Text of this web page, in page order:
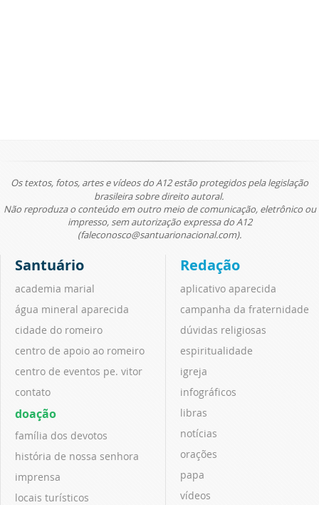
Os textos, fotos, artes e vídeos do A12 estão protegidos pela legislação
brasileira sobre direito autoral.
Não reproduza o conteúdo em outro meio de comunicação, eletrônico ou
impresso, sem autorização expressa do A12
(faleconosco@santuarionacional.com).
Santuário
academia marial
água mineral aparecida
cidade do romeiro
centro de apoio ao romeiro
centro de eventos pe. vitor
contato
doação
família dos devotos
história de nossa senhora
imprensa
locais turísticos
Redação
aplicativo aparecida
campanha da fraternidade
dúvidas religiosas
espiritualidade
igreja
infográficos
libras
notícias
orações
papa
vídeos